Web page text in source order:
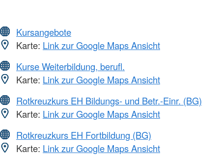
Kursangebote
Karte: Link zur Google Maps Ansicht
Kurse Weiterbildung, berufl.
Karte: Link zur Google Maps Ansicht
Rotkreuzkurs EH Bildungs- und Betr.-Einr. (BG)
Karte: Link zur Google Maps Ansicht
Rotkreuzkurs EH Fortbildung (BG)
Karte: Link zur Google Maps Ansicht